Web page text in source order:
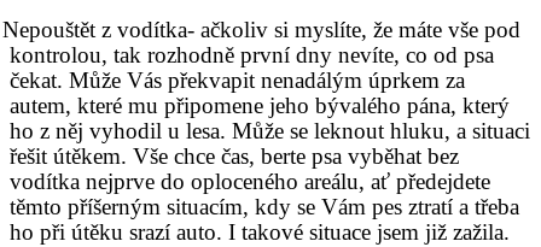
Nepouštět z vodítka- ačkoliv si myslíte, že máte vše pod
kontrolou, tak rozhodně první dny nevíte, co od psa
čekat. Může Vás překvapit nenadálým úprkem za
autem, které mu připomene jeho bývalého pána, který
ho z něj vyhodil u lesa. Může se leknout hluku, a situaci
řešit útěkem. Vše chce čas, berte psa vyběhat bez
vodítka nejprve do oploceného areálu, ať předejdete
těmto příšerným situacím, kdy se Vám pes ztratí a třeba
ho při útěku srazí auto. I takové situace jsem již zažila.